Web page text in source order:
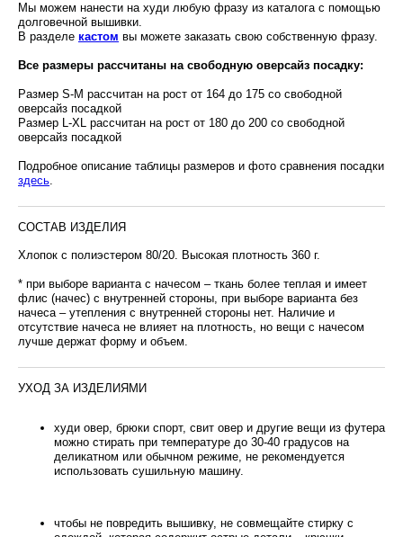
Мы можем нанести на худи любую фразу из каталога с помощью
долговечной вышивки.
В разделе кастом вы можете заказать свою собственную фразу.
Все размеры рассчитаны на свободную оверсайз посадку:
Размер S-M рассчитан на рост от 164 до 175 со свободной
оверсайз посадкой
Размер L-XL рассчитан на рост от 180 до 200 со свободной
оверсайз посадкой
Подробное описание таблицы размеров и фото сравнения посадки
здесь.
СОСТАВ ИЗДЕЛИЯ
Хлопок с полиэстером 80/20. Высокая плотность 360 г.
* при выборе варианта с начесом – ткань более теплая и имеет
флис (начес) с внутренней стороны, при выборе варианта без
начеса – утепления с внутренней стороны нет. Наличие и
отсутствие начеса не влияет на плотность, но вещи с начесом
лучше держат форму и объем.
УХОД ЗА ИЗДЕЛИЯМИ
худи овер, брюки спорт, свит овер и другие вещи из футера
можно стирать при температуре до 30-40 градусов на
деликатном или обычном режиме, не рекомендуется
использовать сушильную машину.
чтобы не повредить вышивку, не совмещайте стирку с